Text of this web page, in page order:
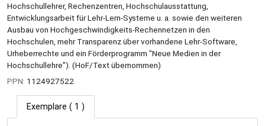
Hochschullehrer, Rechenzentren, Hochschulausstattung,
Entwicklungsarbeit für Lehr-Lern-Systeme u. a. sowie den weiteren
Ausbau von Hochgeschwindigkeits-Rechennetzen in den
Hochschulen, mehr Transparenz über vorhandene Lehr-Software,
Urheberrechte und ein Förderprogramm "Neue Medien in der
Hochschullehre"). (HoF/Text übernommen)
PPN: 1124927522
Exemplare ( 1 )